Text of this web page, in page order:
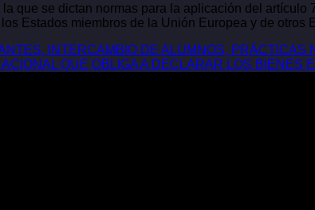
que se dictan normas para la aplicación del
Estados miembros de la Unión Europea y de
INTERCAMBIO DE ALUMNOS,
QUE OBLIGA A DECLARAR LOS BIENES